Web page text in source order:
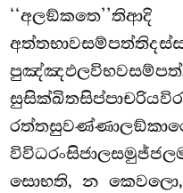
‘‘අලඞ්කතෙ’’තිආදි
සොභති, න